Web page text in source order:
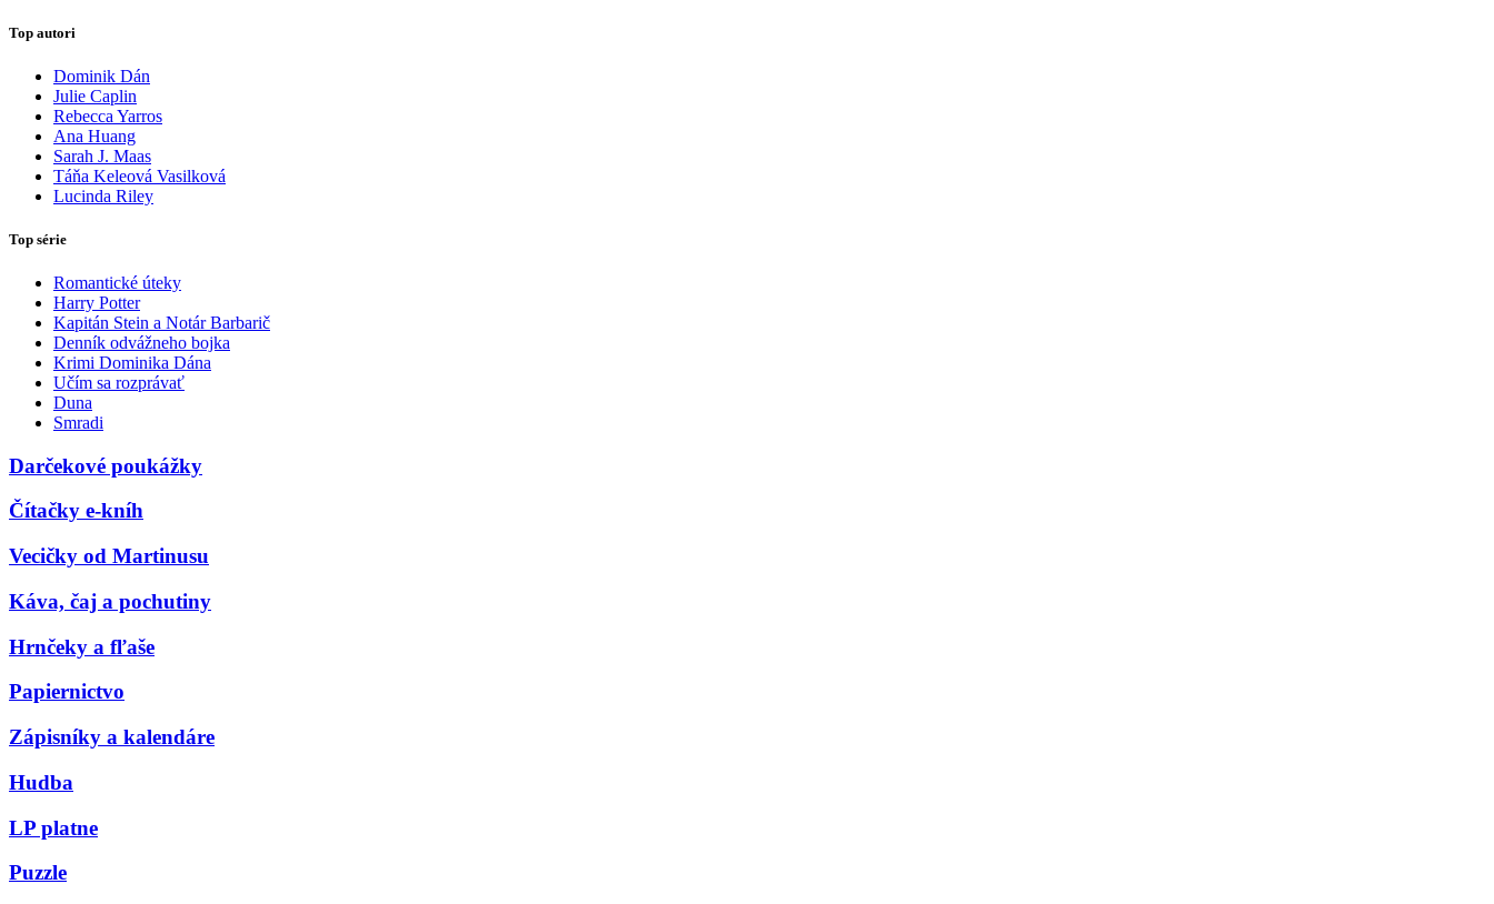
Top autori
Dominik Dán
Julie Caplin
Rebecca Yarros
Ana Huang
Sarah J. Maas
Táňa Keleová Vasilková
Lucinda Riley
Top série
Romantické úteky
Harry Potter
Kapitán Stein a Notár Barbarič
Denník odvážneho bojka
Krimi Dominika Dána
Učím sa rozprávať
Duna
Smradi
Darčekové poukážky
Čítačky e-kníh
Vecičky od Martinusu
Káva, čaj a pochutiny
Hrnčeky a fľaše
Papiernictvo
Zápisníky a kalendáre
Hudba
LP platne
Puzzle